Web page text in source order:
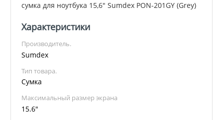
сумка для ноутбука 15,6" Sumdex PON-201GY (Grey)
Характеристики
Производитель.
Sumdex
Тип товара.
Сумка
Максимальный размер экрана
15.6"